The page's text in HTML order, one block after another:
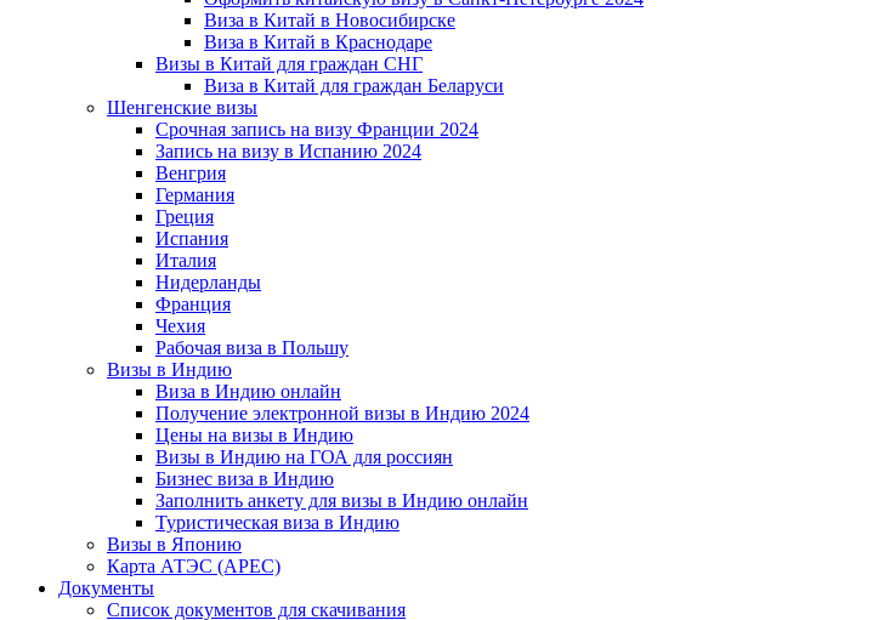
Виза в Китай в Новосибирске
Виза в Китай в Краснодаре
Визы в Китай для граждан СНГ
Виза в Китай для граждан Беларуси
Шенгенские визы
Срочная запись на визу Франции 2024
Запись на визу в Испанию 2024
Венгрия
Германия
Греция
Испания
Италия
Нидерланды
Франция
Чехия
Рабочая виза в Польшу
Визы в Индию
Виза в Индию онлайн
Получение электронной визы в Индию 2024
Цены на визы в Индию
Визы в Индию на ГОА для россиян
Бизнес виза в Индию
Заполнить анкету для визы в Индию онлайн
Туристическая виза в Индию
Визы в Японию
Карта АТЭС (APEC)
Документы
Список документов для скачивания